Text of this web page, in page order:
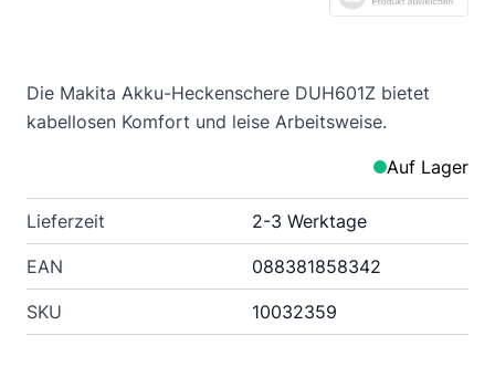
Die Makita Akku-Heckenschere DUH601Z bietet
kabellosen Komfort und leise Arbeitsweise.
Auf Lager
Lieferzeit 2-3 Werktage
EAN 088381858342
SKU 10032359